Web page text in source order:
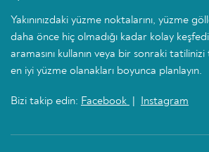
Yakınınızdaki yüzme noktalarını, yüzme
daha önce hiç olmadığı kadar kolay
aramasını kullanın veya bir sonraki
en iyi yüzme olanakları boyunca planlayın.
Bizi takip edin: Facebook Instagram